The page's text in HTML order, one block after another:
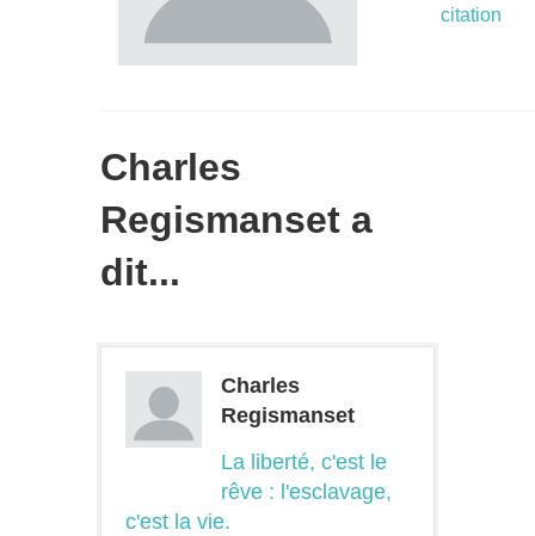
citation
Charles
Regismanset a
dit...
Charles
Regismanset
La liberté, c'est le
rêve : l'esclavage,
c'est la vie.